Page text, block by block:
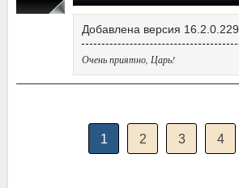
Добавлена версия 16.2.0.229
Очень приятно, Царь!
1 2 3 4